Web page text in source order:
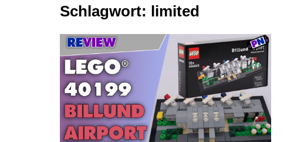
Tutorials
NerdStuff
Speedbuild
GAMEzeit
Muss das Sein
Retroecke
Warenkorb
Schlagwort: limited